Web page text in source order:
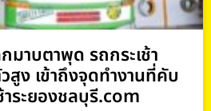
มาบตาพุด รถกระเช้า
สูง เข้าถึงจุดทำงานที่คับ
ระยองชลบุรี.com